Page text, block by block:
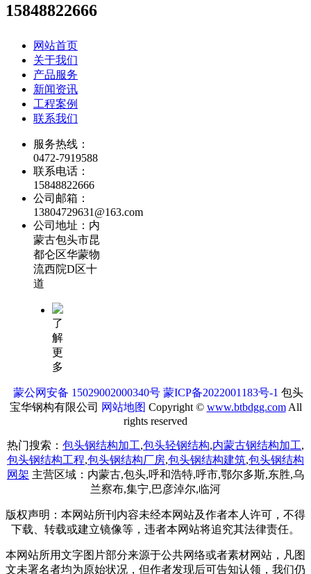
15848822666
网站首页
关于我们
产品服务
新闻资讯
工程案例
联系我们
服务热线：
0472-7919588
联系电话：
15848822666
公司邮箱：
13804729631@163.com
公司地址：内
蒙古包头市昆
都仑区华蒙物
流西院D区十
道
了
解
更
多
蒙公网安备 15029002000340号 蒙ICP备2022001183号-1 包头
宝华钢构有限公司 网站地图 Copyright © www.btbdgg.comAll
rights reserved
热门搜索： 包头钢结构加工,包头轻钢结构,内蒙古钢结构加工,
包头钢结构工程,包头钢结构厂房,包头钢结构建筑,包头钢结构
网架 主营区域：内蒙古,包头,呼和浩特,呼市,鄂尔多斯,东胜,乌
兰察布,集宁,巴彦淖尔,临河
版权声明：本网站所刊内容未经本网站及作者本人许可，不得
下载、转载或建立镜像等，违者本网站将追究其法律责任。
本网站所用文字图片部分来源于公共网络或者素材网站，凡图
文未署名者均为原始状况，但作者发现后可告知认领，我们仍